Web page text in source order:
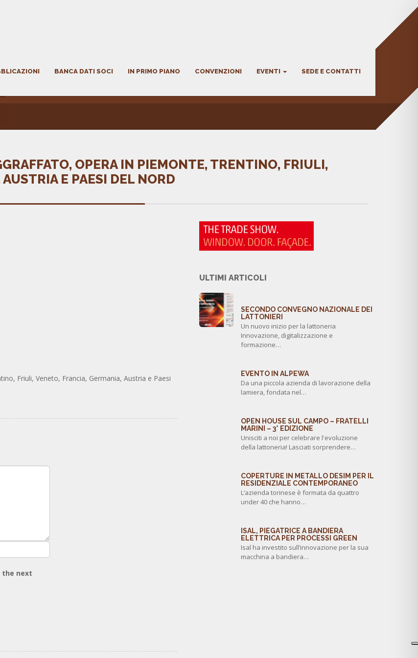
BANCA DATI SOCI IN PRIMO PIANO CONVENZIONI EVENTI SEDE E CONTATTI
OPERA IN PIEMONTE, TRENTINO, FRIULI,
E PAESI DEL NORD
Friuli, Veneto, Francia, Germania, Austria e Paesi
the next
ULTIMI ARTICOLI
SECONDO CONVEGNO NAZIONALE DEI
LATTONIERI
Un nuovo inizio per la lattoneria
Innovazione, digitalizzazione e
formazione…
EVENTO IN ALPEWA
Da una piccola azienda di lavorazione della
lamiera, fondata nel…
OPEN HOUSE SUL CAMPO – FRATELLI
MARINI – 3° EDIZIONE
Unisciti a noi per celebrare l'evoluzione
della lattoneria! Lasciati sorprendere…
COPERTURE IN METALLO DESIM PER IL
RESIDENZIALE CONTEMPORANEO
L’azienda torinese è formata da quattro
under 40 che hanno…
ISAL, PIEGATRICE A BANDIERA
ELETTRICA PER PROCESSI GREEN
Isal ha investito sull’innovazione per la sua
macchina a bandiera…